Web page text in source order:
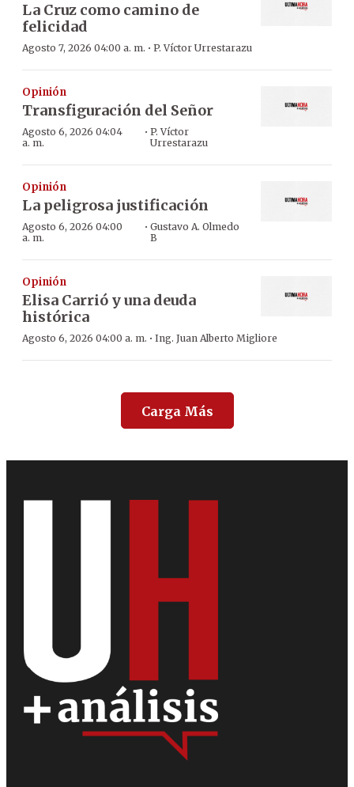
La Cruz como camino de
felicidad
Agosto 7, 2026 04:00 a. m. · P. Víctor Urrestarazu
Opinión
Transfiguración del Señor
Agosto 6, 2026 04:04
a. m.
· P. Víctor
Urrestarazu
Opinión
La peligrosa justificación
Agosto 6, 2026 04:00
a. m.
· Gustavo A. Olmedo
B
Opinión
Elisa Carrió y una deuda
histórica
Agosto 6, 2026 04:00 a. m. · Ing. Juan Alberto Migliore
Carga Más